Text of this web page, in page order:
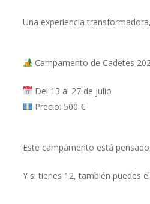
Una experiencia
Campamento de Cadetes
Del 13 al 27 de julio
Precio: 500 €
Este campamento está
Y si tienes 12, también puedes